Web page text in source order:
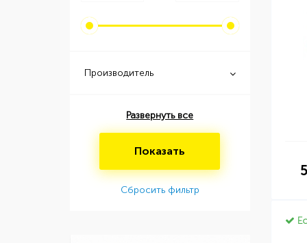
Производитель
Развернуть все
Показать
Сбросить фильтр